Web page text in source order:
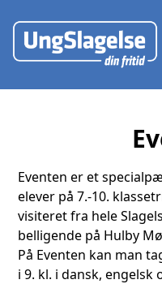
Eventen er et
elever på 7.-10.
visiteret fra hele
belligende på Hulby
På Eventen kan man
i 9. kl. i dansk, engelsk